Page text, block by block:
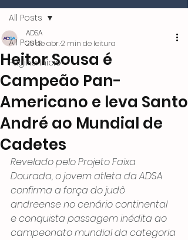
All Posts
Página Inicio
All Posts
Heitor Sousa é
Campeão Pan-
Americano e leva Santo
André ao Mundial de
Cadetes
ADSA
29 de abr.2 min de leitura
Revelado pelo Projeto Faixa
Dourada, o jovem atleta da ADSA
confirma a força do judô
andreense no cenário continental
e conquista passagem inédita ao
campeonato mundial da categoria